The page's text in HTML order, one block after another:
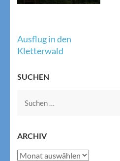
Beitragsnavigation
Ausflug in den
Kletterwald
SUCHEN
Suchen
ARCHIV
Archiv